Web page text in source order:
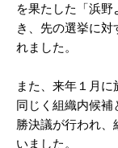
を果たした「浜
き、先の選挙に
れました。
また、来年１月
同じく組織内候
勝決議が行われ、
いました。